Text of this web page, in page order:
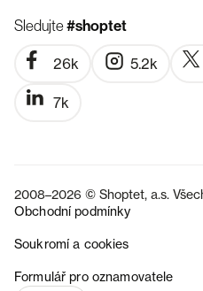
Sledujte#shoptet
26k 5.2k
7k
2008–2026 © Shoptet, a.s.
Obchodní podmínky
Soukromí a cookies
Formulář pro oznamovatele